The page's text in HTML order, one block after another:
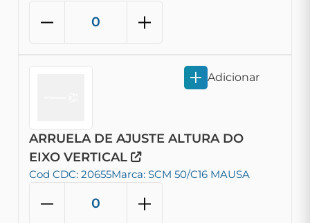
ARRUELA DE AJUSTE ALTURA DO
EIXO VERTICAL
Cod CDC: 20655Marca: SCM 50/C16 MAUSA
Adicionar